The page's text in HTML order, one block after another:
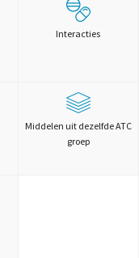
Interacties
Middelen uit dezelfde ATC
groep